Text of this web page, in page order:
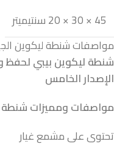
45 × 30 × 20 سنتيميتر
مواصفات شنطة ليكوين
شنطة ليكوين بيبيلحفظ
الإصدار الخامس
مواصفات ومميزات
تحتوى على مشمع غيار